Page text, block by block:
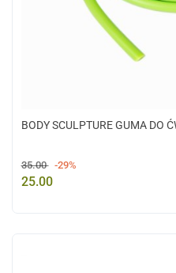
BODY SCULPTURE GUMA DO
35.00 -29%
25.00